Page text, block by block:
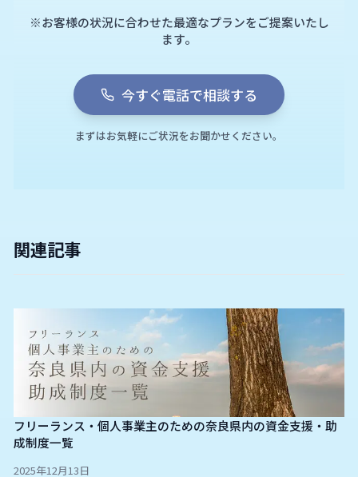
※お客様の状況に合わせた最適なプランをご提案いたし
ます。
今すぐ電話で相談する
まずはお気軽にご状況をお聞かせください。
関連記事
フリーランス・個人事業主のための奈良県内の資金支援・助
成制度一覧
2025年12月13日